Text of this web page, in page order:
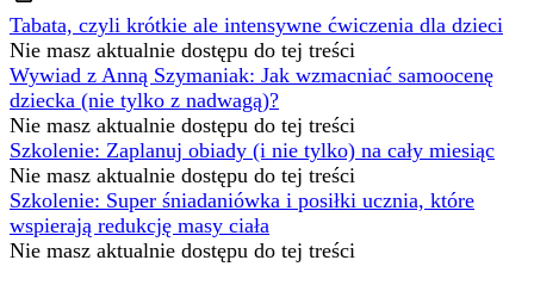
Tabata, czyli krótkie ale intensywne ćwiczenia dla dzieci
Nie masz aktualnie dostępu do tej treści
Wywiad z Anną Szymaniak: Jak wzmacniać samoocenę
dziecka (nie tylko z nadwagą)?
Nie masz aktualnie dostępu do tej treści
Szkolenie: Zaplanuj obiady (i nie tylko) na cały miesiąc
Nie masz aktualnie dostępu do tej treści
Szkolenie: Super śniadaniówka i posiłki ucznia, które
wspierają redukcję masy ciała
Nie masz aktualnie dostępu do tej treści